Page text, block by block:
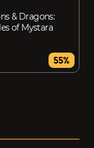
& Dragons:
of Mystara
55%